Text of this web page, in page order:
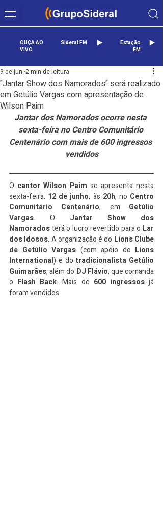
OUÇA AO
VIVO
Sideral FM
Estação
FM
"Jantar Show dos Namorados" será realizado
em Getúlio Vargas com apresentação de
Wilson Paim
9 de jun. 2 min de leitura
Jantar dos Namorados ocorre nesta
sexta-feira no Centro Comunitário
Centenário com mais de 600 ingressos
vendidos
O cantor Wilson Paim se apresenta nesta
sexta-feira, 12 de junho, às 20h, no Centro
Comunitário Centenário, em Getúlio
Vargas. O Jantar Show dos
Namorados terá o lucro revertido para o Lar
dos Idosos. A organização é do Lions Clube
de Getúlio Vargas (com apoio do Lions
International) e do tradicionalista Getúlio
Guimarães, além do DJ Flávio, que comanda
o Flash Back. Mais de 600 ingressos já
foram vendidos.